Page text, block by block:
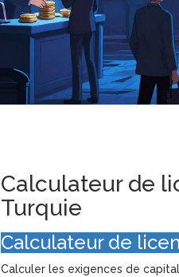
Calculateur de
Turquie
Calculateur de
Calculer les exigences de